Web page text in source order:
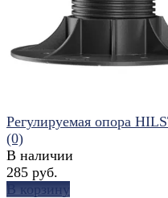
сравнить
Регулируемая опора
(0)
В наличии
285 руб.
В корзину